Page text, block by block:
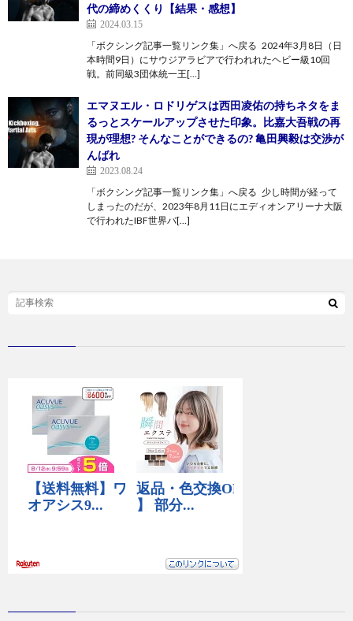
代の締めくくり【結果・感想】
2024.03.15
「ボクシング記事一覧リンク集」へ戻る 2024年3月8日（日
本時間9日）にサウジアラビアで行われれたヘビー級10回
戦。前同級3団体統一王[…]
エマヌエル・ロドリゲスは西田凌佑の持ちネタをま
るっとスケールアップさせた印象。比嘉大吾戦の再
現が理想? そんなことができるの? 亀田興毅は交渉が
んばれ
2023.08.24
「ボクシング記事一覧リンク集」へ戻る 少し時間が経って
しまったのだが、2023年8月11日にエディオンアリーナ大阪
で行われたIBF世界バ[…]